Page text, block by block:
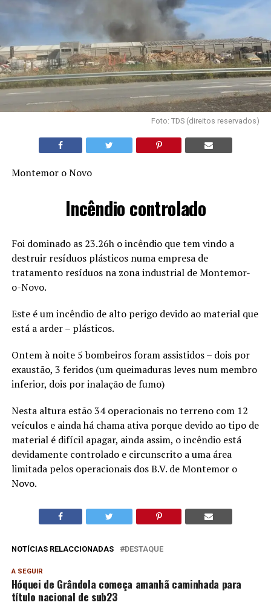
Foto: TDS (direitos reservados)
Montemor o Novo
Incêndio controlado
Foi dominado as 23.26h o incêndio que tem vindo a
destruir resíduos plásticos numa empresa de
tratamento resíduos na zona industrial de Montemor-
o-Novo.
Este é um incêndio de alto perigo devido ao material que
está a arder – plásticos.
Ontem à noite 5 bombeiros foram assistidos – dois por
exaustão, 3 feridos (um queimaduras leves num membro
inferior, dois por inalação de fumo)
Nesta altura estão 34 operacionais no terreno com 12
veículos e ainda há chama ativa porque devido ao tipo de
material é difícil apagar, ainda assim, o incêndio está
devidamente controlado e circunscrito a uma área
limitada pelos operacionais dos B.V. de Montemor o
Novo.
NOTÍCIAS RELACCIONADAS DESTAQUE
A SEGUIR
Hóquei de Grândola começa amanhã caminhada para
título nacional de sub23